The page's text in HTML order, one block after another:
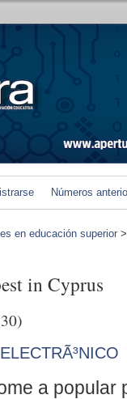
Números
en educación superior
in Cyprus
a popular